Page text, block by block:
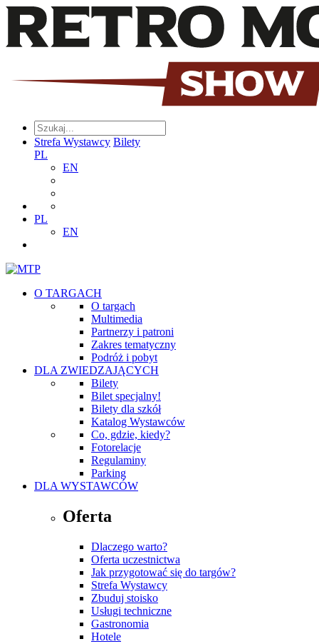
Strefa Wystawcy Bilety
PL
EN
PL
EN
O TARGACH
O targach
Multimedia
Partnerzy i patroni
Zakres tematyczny
Podróż i pobyt
DLA ZWIEDZAJĄCYCH
Bilety
Bilet specjalny!
Bilety dla szkół
Katalog Wystawców
Co, gdzie, kiedy?
Fotorelacje
Regulaminy
Parking
DLA WYSTAWCÓW
Oferta
Dlaczego warto?
Oferta uczestnictwa
Jak przygotować się do targów?
Strefa Wystawcy
Zbuduj stoisko
Usługi techniczne
Gastronomia
Hotele